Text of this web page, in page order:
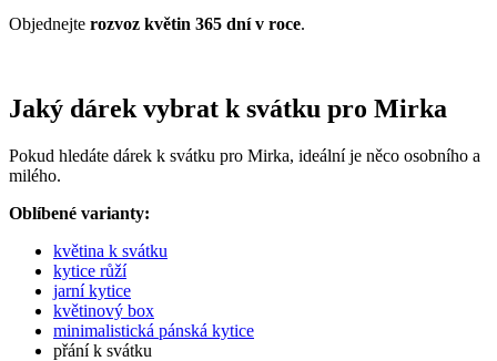
Objednejte rozvoz květin 365 dní v roce.
Jaký dárek vybrat k svátku pro Mirka
Pokud hledáte dárek k svátku pro Mirka, ideální je něco osobního a
milého.
Oblíbené varianty:
květina k svátku
kytice růží
jarní kytice
květinový box
minimalistická pánská kytice
přání k svátku